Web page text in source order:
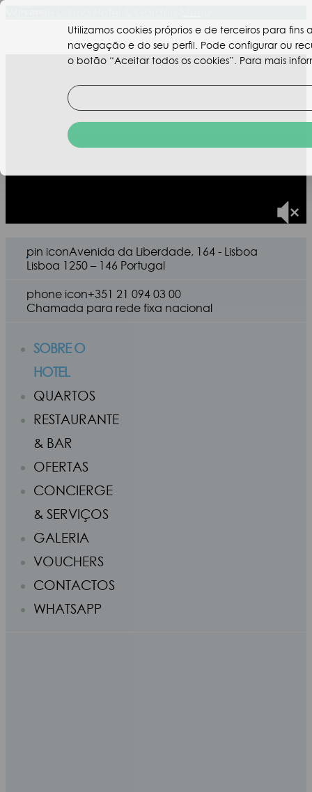
pin iconAvenida da Liberdade, 164 - Lisboa
Lisboa 1250 – 146 Portugal
phone icon+351 21 094 03 00
Chamada para rede fixa nacional
SOBRE O
HOTEL
QUARTOS
RESTAURANTE
& BAR
OFERTAS
CONCIERGE
& SERVIÇOS
GALERIA
VOUCHERS
CONTACTOS
WHATSAPP
Utilizamos cookies próprios e de terceiros para
navegação e do seu perfil. Pode configurar ou
o botão “Aceitar todos os cookies”. Para mais